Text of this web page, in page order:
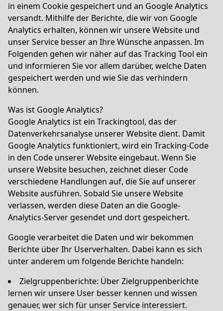
in einem Cookie gespeichert und an Google Analytics
versandt. Mithilfe der Berichte, die wir von Google
Analytics erhalten, können wir unsere Website und
unser Service besser an Ihre Wünsche anpassen. Im
Folgenden gehen wir näher auf das Tracking Tool ein
und informieren Sie vor allem darüber, welche Daten
gespeichert werden und wie Sie das verhindern
können.
Was ist Google Analytics?
Google Analytics ist ein Trackingtool, das der
Datenverkehrsanalyse unserer Website dient. Damit
Google Analytics funktioniert, wird ein Tracking-Code
in den Code unserer Website eingebaut. Wenn Sie
unsere Website besuchen, zeichnet dieser Code
verschiedene Handlungen auf, die Sie auf unserer
Website ausführen. Sobald Sie unsere Website
verlassen, werden diese Daten an die Google-
Analytics-Server gesendet und dort gespeichert.
Google verarbeitet die Daten und wir bekommen
Berichte über Ihr Userverhalten. Dabei kann es sich
unter anderem um folgende Berichte handeln:
Zielgruppenberichte: Über Zielgruppenberichte
lernen wir unsere User besser kennen und wissen
genauer, wer sich für unser Service interessiert.